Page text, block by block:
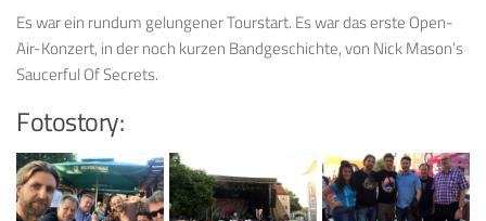
Es war ein rundum gelungener Tourstart. Es war das erste Open-
Air-Konzert, in der noch kurzen Bandgeschichte, von Nick Mason’s
Saucerful Of Secrets.
Fotostory: